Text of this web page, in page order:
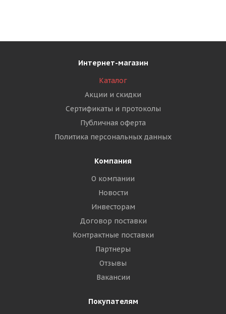
Интернет-магазин
Каталог
Акции и скидки
Сертификаты и протоколы
Публичная оферта
Политика персональных данных
Компания
О компании
Новости
Инвесторам
Договор поставки
Контрактные поставки
Партнеры
Отзывы
Вакансии
Покупателям